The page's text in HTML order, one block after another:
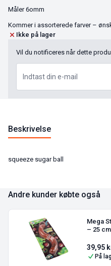
Måler 6omm
Kommer i assorterede farver –
Ikke på lager
Vil du notificeres når dette
Beskrivelse
squeeze sugar ball
Andre kunder købte også
Mega
– 25 cm
39,95
På